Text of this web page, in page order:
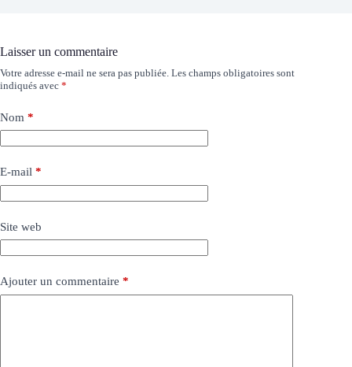
Laisser un commentaire
Votre adresse e-mail ne sera pas publiée. Les champs obligatoires sont
indiqués avec *
Nom *
E-mail *
Site web
Ajouter un commentaire *